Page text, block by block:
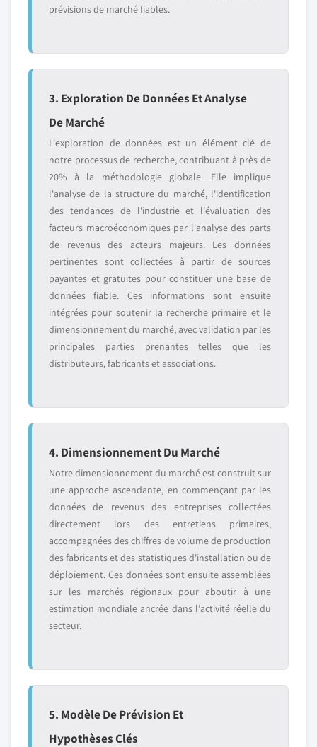
prévisions de marché fiables.
3. Exploration De Données Et Analyse
De Marché
L'exploration de données est un élément clé de
notre processus de recherche, contribuant à près de
20% à la méthodologie globale. Elle implique
l'analyse de la structure du marché, l'identification
des tendances de l'industrie et l'évaluation des
facteurs macroéconomiques par l'analyse des parts
de revenus des acteurs majeurs. Les données
pertinentes sont collectées à partir de sources
payantes et gratuites pour constituer une base de
données fiable. Ces informations sont ensuite
intégrées pour soutenir la recherche primaire et le
dimensionnement du marché, avec validation par les
principales parties prenantes telles que les
distributeurs, fabricants et associations.
4. Dimensionnement Du Marché
Notre dimensionnement du marché est construit sur
une approche ascendante, en commençant par les
données de revenus des entreprises collectées
directement lors des entretiens primaires,
accompagnées des chiffres de volume de production
des fabricants et des statistiques d'installation ou de
déploiement. Ces données sont ensuite assemblées
sur les marchés régionaux pour aboutir à une
estimation mondiale ancrée dans l'activité réelle du
secteur.
5. Modèle De Prévision Et
Hypothèses Clés